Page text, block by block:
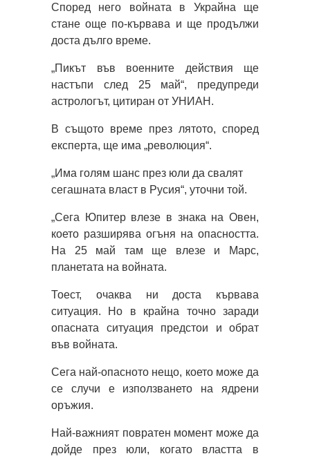
Според него войната в Украйна ще
стане още по-кървава и ще продължи
доста дълго време.
„Пикът във военните действия ще
настъпи след 25 май“, предупреди
астрологът, цитиран от УНИАН.
В същото време през лятото, според
експерта, ще има „революция“.
„Има голям шанс през юли да свалят
сегашната власт в Русия“, уточни той.
„Сега Юпитер влезе в знака на Овен,
което разширява огъня на опасността.
На 25 май там ще влезе и Марс,
планетата на войната.
Тоест, очаква ни доста кървава
ситуация. Но в крайна точно заради
опасната ситуация предстои и обрат
във войната.
Сега най-опасното нещо, което може да
се случи е използването на ядрени
оръжия.
Най-важният повратен момент може да
дойде през юли, когато властта в